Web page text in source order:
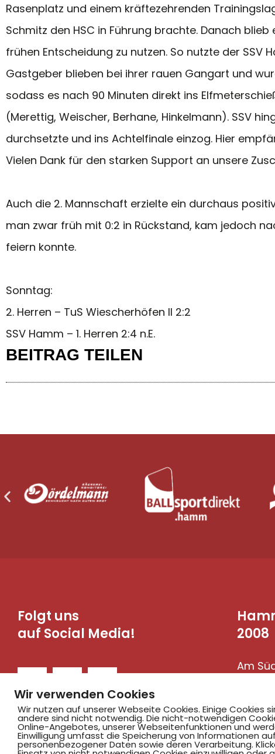
Rasenplatz und einem kräftezehrenden
Schmitz den HSC in Führung brachte. Danach
frühen Entscheidung zu nutzen. So nutzte der
Gastgeber blieben bei ihrer rauen Gangart und
sodass es nach 90 Minuten direkt ins
(Merettig, Weischer, Berhane, Hinkelmann). SSV
durchsetzte und ins Achtelfinale einzog. Hier
Vielen Dank für den starken Support an unsere
Auch die 2. Mannschaft erzielte ein durchaus
man zwar früh mit 0:2 in Rückstand, kam jedoch
feiern konnte.
Sonntag:
2. Herren – TuS Wiescherhöfen II 2:2
SSV Hamm – 1. Herren 2:4 n.E.
BEITRAG TEILEN
Folgt uns
auf Social Media!
2008
Am
Wir verwenden Cookies
Wir nutzen auf unserer Webseite Cookies. Einige Cookies
andere sind nicht notwendig. Die nicht-notwendigen
Online-Angebotes, unserer Webseitenfunktionen und
Einwilligung umfasst die Speicherung von Informationen
personenbezogener Daten sowie deren Verarbeitung.